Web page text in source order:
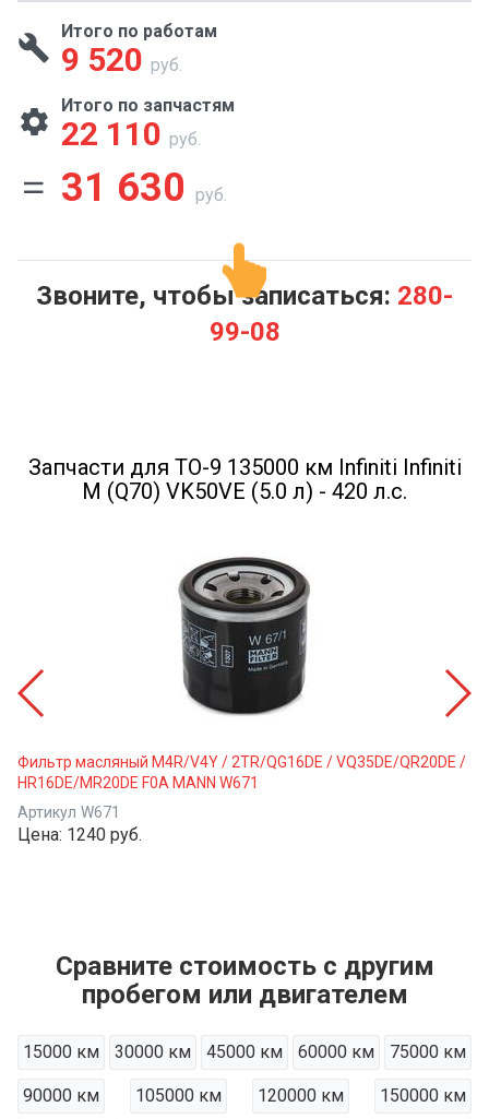
Итого по работам
9 520 руб.
Итого по запчастям
22 110 руб.
31 630 руб.
Звоните, чтобы записаться: 280-
99-08
Запчасти для ТО-9 135000 км Infiniti Infiniti
M (Q70) VK50VE (5.0 л) - 420 л.с.
Фильтр масляный M4R/V4Y / 2TR/QG16DE / VQ35DE/QR20DE /
HR16DE/MR20DE F0A MANN W671
Артикул W671
Цена: 1240 руб.
Сравните стоимость с другим
пробегом или двигателем
15000 км 30000 км 45000 км 60000 км 75000 км
90000 км 105000 км 120000 км 150000 км